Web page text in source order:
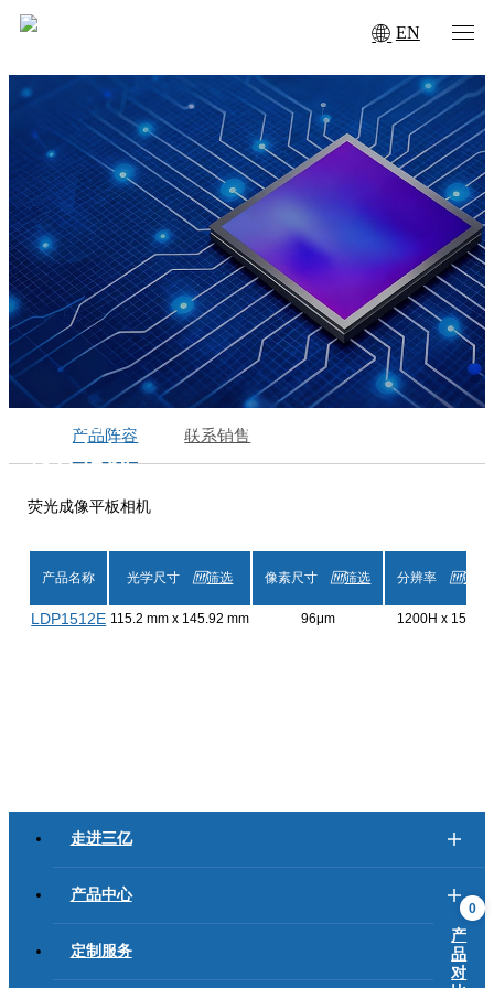
EN
SPECIAL CAMERAS
特种相机
产品阵容 联系销售
荧光成像平板相机
产品名称 光学尺寸 筛选 像素尺寸 筛选 分辨率 筛选
LDP1512E 115.2 mm x 145.92 mm 96μm 1200H x 1536V
走进三亿
产品中心
定制服务
0
产
品
对